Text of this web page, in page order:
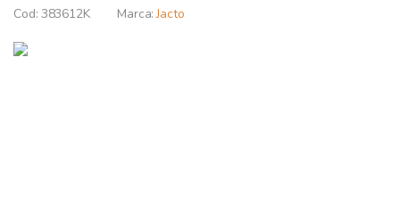
383612K Jacto